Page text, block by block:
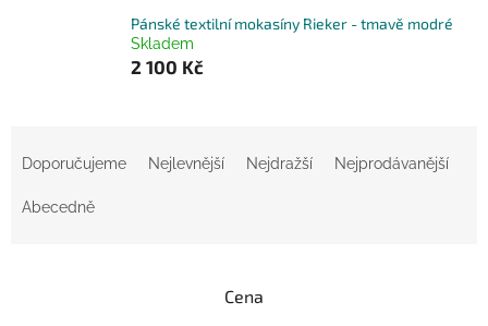
Pánské textilní mokasíny Rieker - tmavě modré
Skladem
2 100 Kč
Doporučujeme Nejlevnější Nejdražší Nejprodávanější
Abecedně
Cena